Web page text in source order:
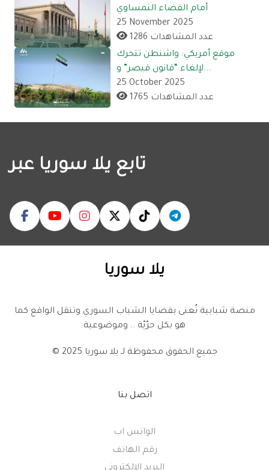
أمام القضاء النمساوي
25 November 2025
1286 عدد المشاهدات
موقع أمريكي: واشنطن تتحرك
لإلغاء “قانون قيصر” و...
25 October 2025
1765 عدد المشاهدات
تابع يلا سوريا عبر
يلا سوريا
منصة شبابية تُعنى بقضايا الشباب السوري وتنقل الواقع كما
هو بكل حرّيّة .. وموضوعية
© 2025 جميع الحقوق محفوظة لـ يلا سوريا
اتصل بنا
الواتس اب
رقم الهاتف